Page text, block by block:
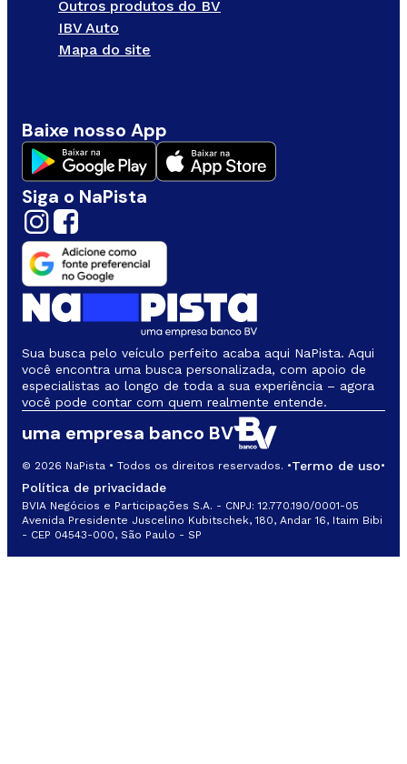
Outros produtos do BV
IBV Auto
Mapa do site
Baixe nosso App
Siga o NaPista
Sua busca pelo veículo perfeito acaba aqui NaPista. Aqui
você encontra uma busca personalizada, com apoio de
especialistas ao longo de toda a sua experiência – agora
você pode contar com quem realmente entende.
© 2026 NaPista • Todos os direitos reservados. •Termo de uso•
Política de privacidade
BVIA Negócios e Participações S.A. - CNPJ: 12.770.190/0001-05
Avenida Presidente Juscelino Kubitschek, 180, Andar 16, Itaim Bibi
- CEP 04543-000, São Paulo - SP
uma empresa banco BV